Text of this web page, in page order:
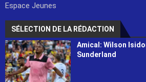
Espace Jeunes
SÉLECTION DE LA RÉDACTION
Amical: Wilson
Sunderland